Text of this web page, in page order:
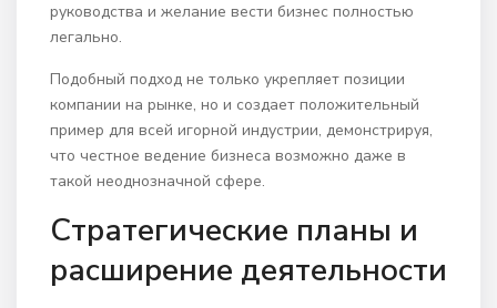
руководства и желание вести бизнес полностью
легально.
Подобный подход не только укрепляет позиции
компании на рынке, но и создает положительный
пример для всей игорной индустрии, демонстрируя,
что честное ведение бизнеса возможно даже в
такой неоднозначной сфере.
Стратегические планы и
расширение деятельности